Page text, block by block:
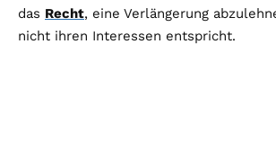
das Recht, eine Verlängerung
nicht ihren Interessen entspricht.